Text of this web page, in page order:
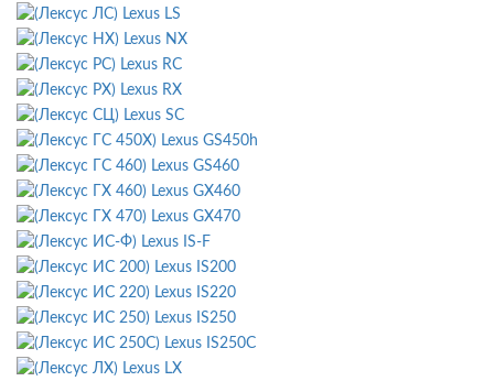
Lexus LS
Lexus NX
Lexus RC
Lexus RX
Lexus SC
Lexus GS450h
Lexus GS460
Lexus GX460
Lexus GX470
Lexus IS-F
Lexus IS200
Lexus IS220
Lexus IS250
Lexus IS250C
Lexus LX